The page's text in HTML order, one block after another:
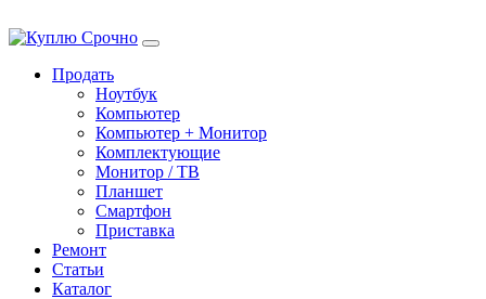
Продать
Ноутбук
Компьютер
Компьютер + Монитор
Комплектующие
Монитор / ТВ
Планшет
Смартфон
Приставка
Ремонт
Статьи
Каталог